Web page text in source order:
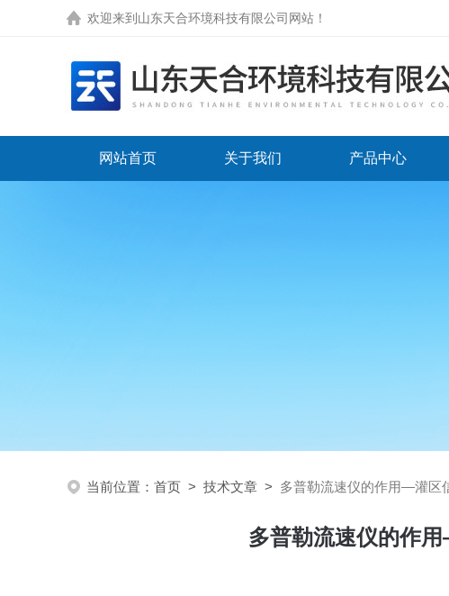
欢迎来到 山东天合环境科技有限公司网站 ！
网站首页 关于我们 产品中心
当前位置： 首页 > 技术文章 > 多普勒流速仪的作用—灌区
多普勒流速仪的作